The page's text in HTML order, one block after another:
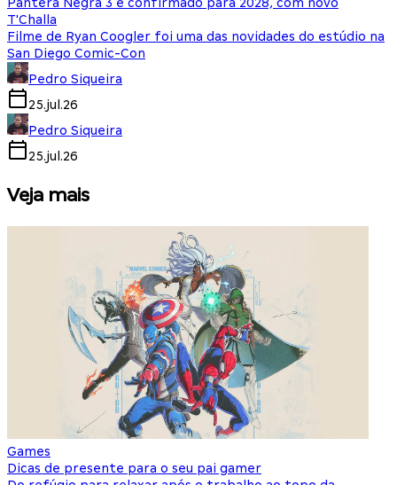
T'Challa
Filme de Ryan Coogler foi uma das novidades do estúdio na
San Diego Comic-Con
Pedro Siqueira
25.jul.26
Pedro Siqueira
25.jul.26
Veja mais
Games
Dicas de presente para o seu pai gamer